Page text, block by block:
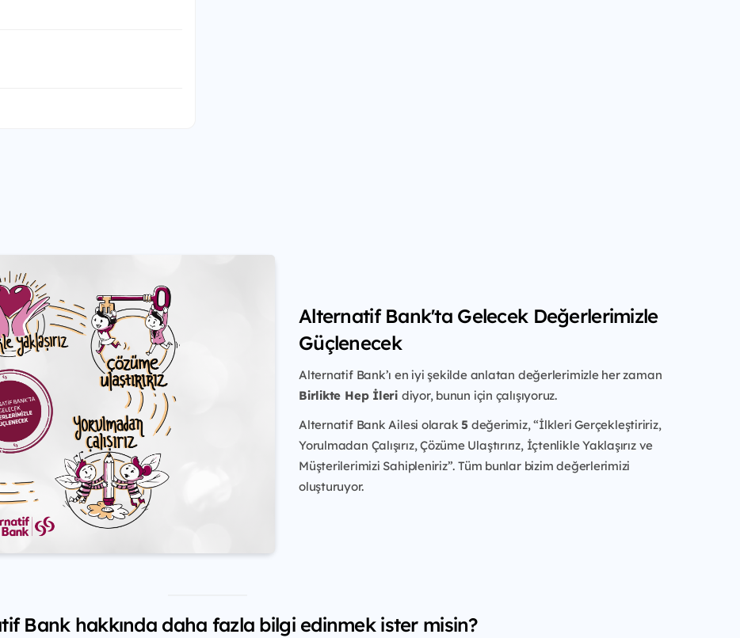
Alternatif Bank'ta Gelecek Değerlerimizle
Güçlenecek
Alternatif Bank’ı en iyi şekilde anlatan değerlerimizle her zaman
Birlikte Hep İleri diyor, bunun için çalışıyoruz.
Alternatif Bank Ailesi olarak5 değerimiz, “İlkleri Gerçekleştiririz,
Yorulmadan Çalışırız, Çözüme Ulaştırırız, İçtenlikle Yaklaşırız ve
Müşterilerimizi Sahipleniriz”. Tüm bunlar bizim değerlerimizi
oluşturuyor.
Bank hakkında daha fazla bilgi edinmek ister misin?